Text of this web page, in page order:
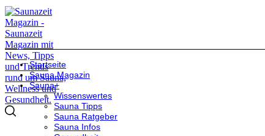
Startseite
Sauna Magazin
Sauna+
Wissenswertes
Sauna Tipps
Sauna Ratgeber
Sauna Infos